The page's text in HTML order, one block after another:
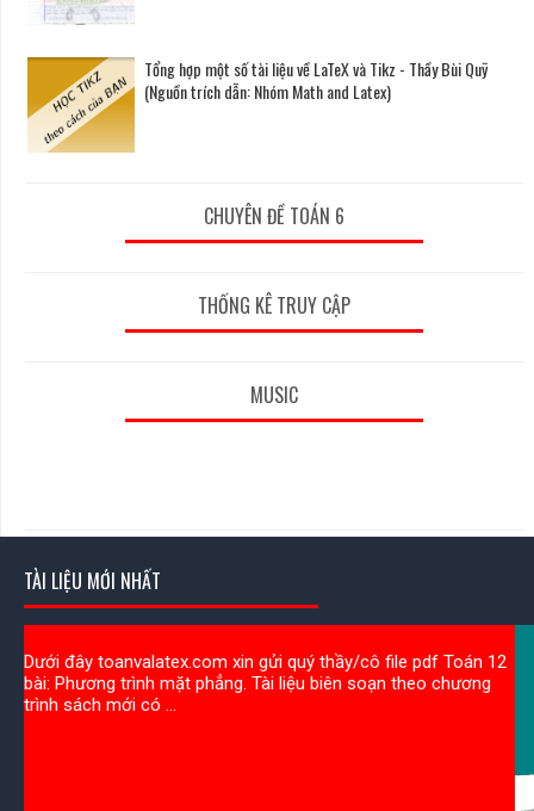
Tổng hợp một số tài liệu về LaTeX và Tikz - Thầy Bùi Quỹ
(Nguồn trích dẫn: Nhóm Math and Latex)
CHUYÊN ĐỀ TOÁN 6
THỐNG KÊ TRUY CẬP
MUSIC
TÀI LIỆU MỚI NHẤT
Dưới đây toanvalatex.com xin gửi quý thầy/cô file pdf Toán 12
bài: Phương trình mặt phẳng. Tài liệu biên soạn theo chương
trình sách mới có ...